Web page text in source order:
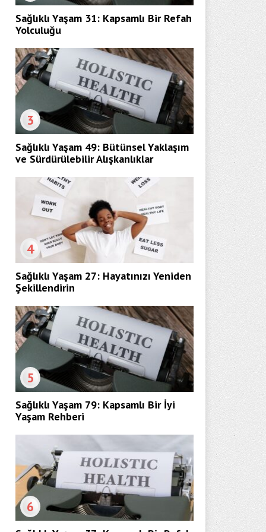
Sağlıklı Yaşam 31: Kapsamlı Bir Refah
Yolculuğu
3
Sağlıklı Yaşam 49: Bütünsel Yaklaşım
ve Sürdürülebilir Alışkanlıklar
4
Sağlıklı Yaşam 27: Hayatınızı Yeniden
Şekillendirin
5
Sağlıklı Yaşam 79: Kapsamlı Bir İyi
Yaşam Rehberi
6